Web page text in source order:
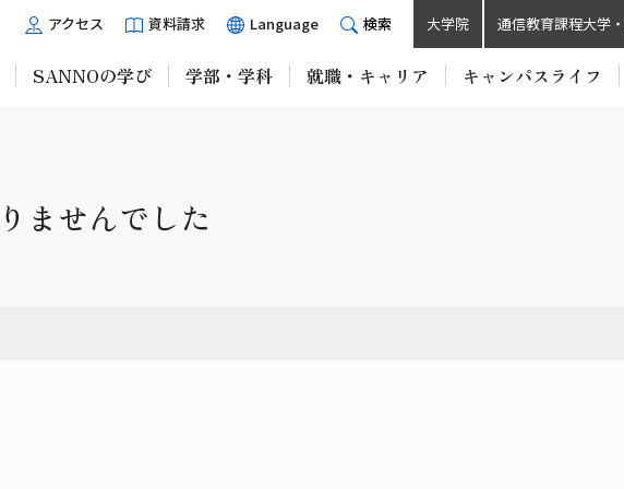
アクセス 資料請求 Language 検索 大学院 通信教育課程大学
SANNOの学び 学部・学科 就職・キャリア キャンパスライフ
ませんでした